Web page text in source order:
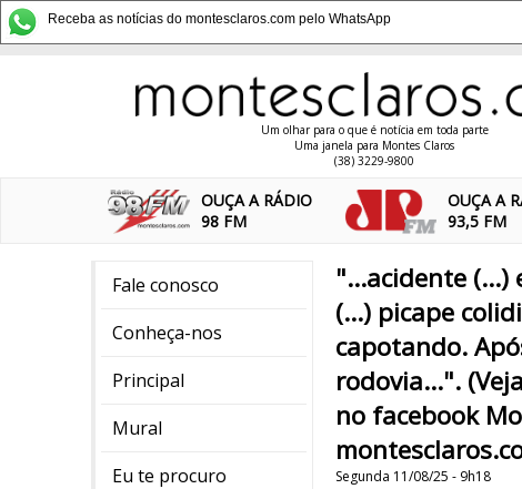
Receba as notícias do montesclaros.com pelo WhatsApp
Um olhar para o que é notícia em toda parte
Uma janela para Montes Claros
(38) 3229-9800
OUÇA A RÁDIO
98 FM
OUÇA A
93,5 FM
Fale conosco
Conheça-nos
Principal
Mural
Eu te procuro
"...acidente (...)
(...) picape
capotando.
rodovia...".
no facebook
Segunda 11/08/25 - 9h18